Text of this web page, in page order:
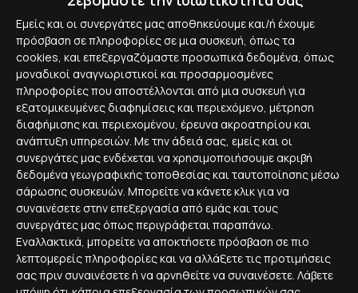
Εμείς και οι συνεργάτες μας αποθηκεύουμε και/ή έχουμε
πρόσβαση σε πληροφορίες σε μια συσκευή, όπως τα
cookies, και επεξεργαζόμαστε προσωπικά δεδομένα, όπως
μοναδικοί αναγνωριστικοί και προσαρμοσμένες
πληροφορίες που αποστέλλονται από μια συσκευή για
εξατομικευμένες διαφημίσεις και περιεχόμενο, μέτρηση
διαφήμισης και περιεχομένου, έρευνα ακροατηρίου και
ανάπτυξη υπηρεσιών. Με την άδειά σας, εμείς και οι
συνεργάτες μας ενδέχεται να χρησιμοποιήσουμε ακριβή
δεδομένα γεωγραφικής τοποθεσίας και ταυτοποίησης μέσω
σάρωσης συσκευών. Μπορείτε να κάνετε κλικ για να
συναινέσετε στην επεξεργασία από εμάς και τους
συνεργάτες μας όπως περιγράφεται παραπάνω.
Εναλλακτικά, μπορείτε να αποκτήσετε πρόσβαση σε πιο
λεπτομερείς πληροφορίες και να αλλάξετε τις προτιμήσεις
σας πριν συναινέσετε ή να αρνηθείτε να συναινέσετε. Λάβετε
Η Hydra είναι μια proof-of-stake blockchain εφαρμογή που
σχεδιάστηκε με ένα σύνολο οικονομικών χαρακτηριστικών.